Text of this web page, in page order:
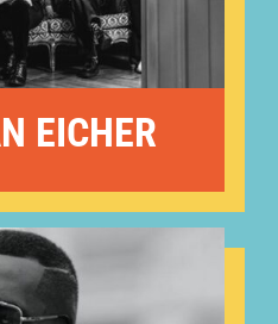
EICHER